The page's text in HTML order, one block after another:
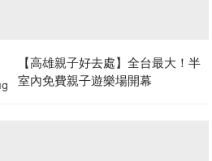
【高雄親子好去處】全台最大！半
室內免費親子遊樂場開幕